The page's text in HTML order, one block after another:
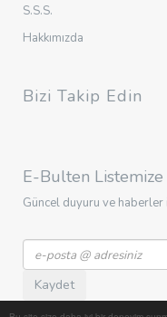
S.S.S.
Hakkımızda
Bizi Takip Edin
E-Bulten Listemize
Güncel duyuru ve
Kaydet